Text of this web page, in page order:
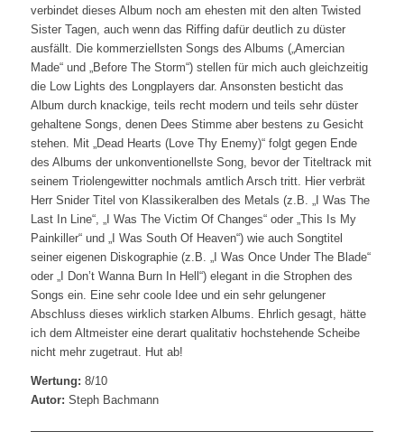
verbindet dieses Album noch am ehesten mit den alten Twisted
Sister Tagen, auch wenn das Riffing dafür deutlich zu düster
ausfällt. Die kommerziellsten Songs des Albums („Amercian
Made“ und „Before The Storm“) stellen für mich auch gleichzeitig
die Low Lights des Longplayers dar. Ansonsten besticht das
Album durch knackige, teils recht modern und teils sehr düster
gehaltene Songs, denen Dees Stimme aber bestens zu Gesicht
stehen. Mit „Dead Hearts (Love Thy Enemy)“ folgt gegen Ende
des Albums der unkonventionellste Song, bevor der Titeltrack mit
seinem Triolengewitter nochmals amtlich Arsch tritt. Hier verbrät
Herr Snider Titel von Klassikeralben des Metals (z.B. „I Was The
Last In Line“, „I Was The Victim Of Changes“ oder „This Is My
Painkiller“ und „I Was South Of Heaven“) wie auch Songtitel
seiner eigenen Diskographie (z.B. „I Was Once Under The Blade“
oder „I Don’t Wanna Burn In Hell“) elegant in die Strophen des
Songs ein. Eine sehr coole Idee und ein sehr gelungener
Abschluss dieses wirklich starken Albums. Ehrlich gesagt, hätte
ich dem Altmeister eine derart qualitativ hochstehende Scheibe
nicht mehr zugetraut. Hut ab!
Wertung: 8/10
Autor: Steph Bachmann